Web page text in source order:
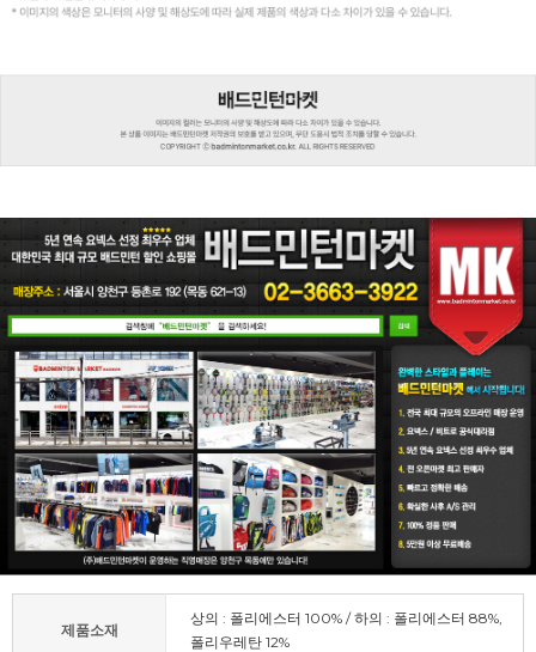
제품소재
상의 : 폴리에스터 100% / 하의 : 폴리에스터 88%,
폴리우레탄 12%